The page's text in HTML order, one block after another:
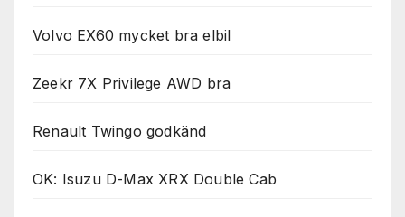
Volvo EX60 mycket bra elbil
Zeekr 7X Privilege AWD bra
Renault Twingo godkänd
OK: Isuzu D-Max XRX Double Cab